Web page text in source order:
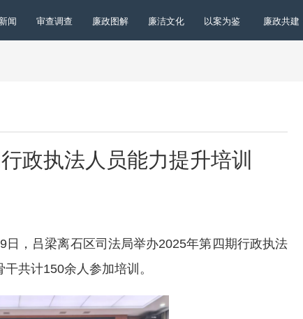
闻 审查调查 廉政图解 廉洁文化 以案为鉴 廉政共建
政执法人员能力提升培训
日，吕梁离石区司法局举办2025年第四期行政执法
共计150余人参加培训。